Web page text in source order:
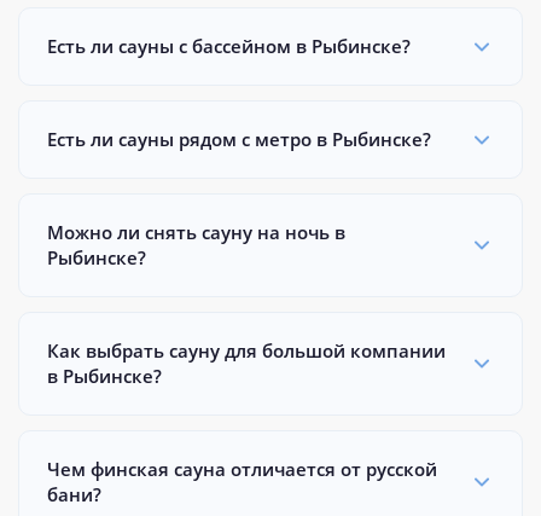
Есть ли сауны с бассейном в Рыбинске?
Есть ли сауны рядом с метро в Рыбинске?
Можно ли снять сауну на ночь в
Рыбинске?
Как выбрать сауну для большой компании
в Рыбинске?
Чем финская сауна отличается от русской
бани?